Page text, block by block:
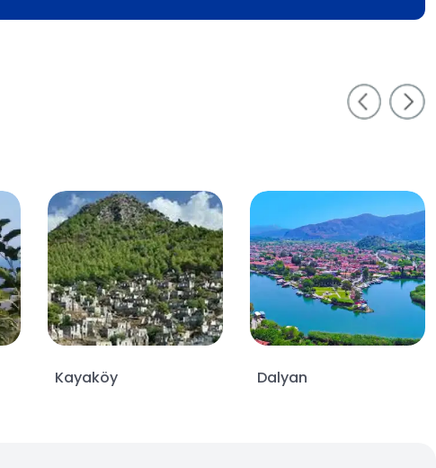
Kayaköy Dalyan